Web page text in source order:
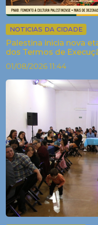
NOTICIAS DA CIDADE
Palestina inicia nova
dos Termos de
criativa dos arti...
01/08/2026 11:44